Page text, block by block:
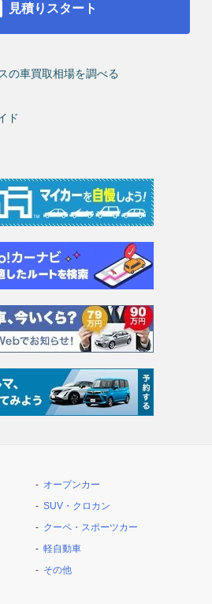
見積りスタート
の車買取相場を調べる
ド
オープンカー
SUV・クロカン
クーペ・スポーツカー
軽自動車
その他